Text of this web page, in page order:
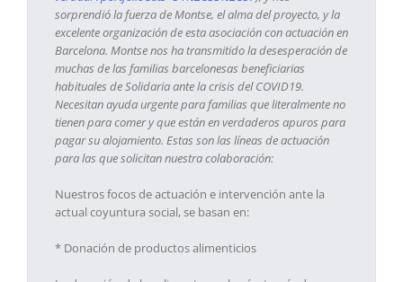
sorprendió la fuerza de Montse, el alma del proyecto, y la
excelente organización de esta asociación con actuación en
Barcelona. Montse nos ha transmitido la desesperación de
muchas de las familias barcelonesas beneficiarias
habituales de Solidaria ante la crisis del COVID19.
Necesitan ayuda urgente para familias que literalmente no
tienen para comer y que están en verdaderos apuros para
pagar su alojamiento. Estas son las líneas de actuación
para las que solicitan nuestra colaboración:
Nuestros focos de actuación e intervención ante la
actual coyuntura social, se basan en:
* Donación de productos alimenticios